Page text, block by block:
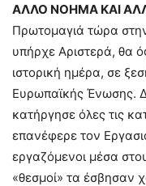
ΑΛΛΟ ΝΟΗΜΑ ΚΑΙ
Πρωτομαγιά τώρα
υπήρχε Αριστερά, θα
ιστορική ημέρα, σε
Ευρωπαϊκής Ένωσης.
κατήργησε όλες τις
επανέφερε τον
εργαζόμενοι μέσα
«θεσμοί» τα έσβησαν